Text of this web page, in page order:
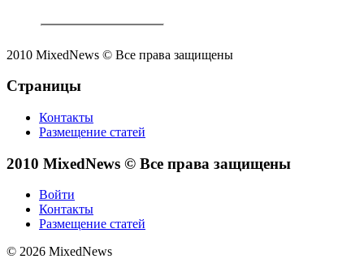
2010 MixedNews © Все права защищены
Страницы
Контакты
Размещение статей
2010 MixedNews © Все права защищены
Войти
Контакты
Размещение статей
© 2026 MixedNews